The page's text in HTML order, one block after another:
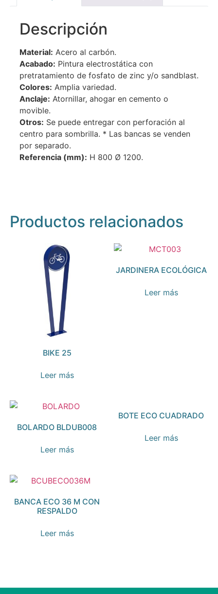
Descripción
Material: Acero al carbón.
Acabado: Pintura electrostática con
pretratamiento de fosfato de zinc y/o sandblast.
Colores: Amplia variedad.
Anclaje: Atornillar, ahogar en cemento o
movible.
Otros: Se puede entregar con perforación al
centro para sombrilla. * Las bancas se venden
por separado.
Referencia (mm): H 800 Ø 1200.
Productos relacionados
BIKE 25
Leer más
JARDINERA ECOLÓGICA
Leer más
BOLARDO BLDUB008
Leer más
BOTE ECO CUADRADO
Leer más
BANCA ECO 36 M CON
RESPALDO
Leer más